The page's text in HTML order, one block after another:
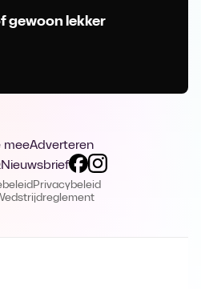
gewoon lekker
meeAdverteren
Nieuwsbrief
Privacybeleid